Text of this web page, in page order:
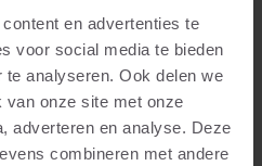
en advertenties te
voor social media te bieden
analyseren. Ook delen we
van onze site met onze
adverteren en analyse. Deze
combineren met andere